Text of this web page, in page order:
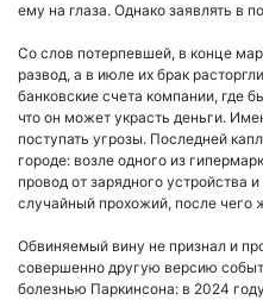
ему на глаза. Однако заявлять в
Со слов потерпевшей, в конце
развод, а в июле их брак
банковские счета компании, где
что он может украсть деньги.
поступать угрозы. Последней
городе: возле одного из
провод от зарядного устройства
случайный прохожий, после
Обвиняемый вину не признал и
совершенно другую версию
болезнью Паркинсона: в 2024